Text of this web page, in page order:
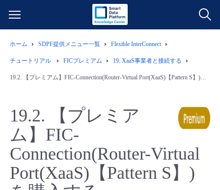
サービス一覧
データ利活用
ネットワーク
IoT
モニタリング/監査
よくある質問
クラウド/サーバー
ネットワーク
IoT
料金シミュレーター
データ利活用
クラウド/サーバー
ご利用開始ガイド
■ 管理機能
- 管理機能
- バックアップ
ホーム SDPF提供メニュー一覧 Flexible InterConnect
チュートリアル FICプレミアム 19. XaaS事業者と接続する
19.2. 【プレミアム】FIC-Connection(Router-Virtual Port(XaaS)【Pattern S】)を購入する
19.2.
【プレミア
ム】FIC-
Connection(Router-Virtual
Port(XaaS)【Pattern S】)